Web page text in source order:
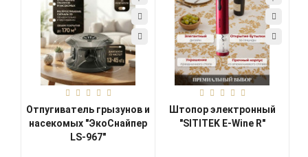
Отпугиватель грызунов и
насекомых "ЭкоСнайпер
LS-967"
Штопор электронный
"SITITEK E-Wine R"